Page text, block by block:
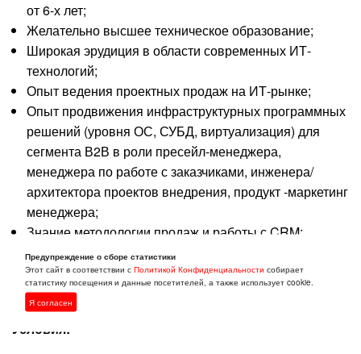
от 6-х лет;
Желательно высшее техническое образование;
Широкая эрудиция в области современных ИТ-
технологий;
Опыт ведения проектных продаж на ИТ-рынке;
Опыт продвижения инфраструктурных программных
решений (уровня ОС, СУБД, виртуализация) для
сегмента В2В в роли пресейл-менеджера,
менеджера по работе с заказчиками, инженера/
архитектора проектов внедрения, продукт -маркетинг
менеджера;
Знание методологии продаж и работы с CRM;
Ответственность за коммерческий результат,
клиентоориентированность, гибкость и
инициативность.
Условия:
Предупреждение о сборе статистики
Этот сайт в соответствии сПолитикой Конфиденциальности собирает
статистику посещения и данные посетителей, а также использует cookie.
Я согласен